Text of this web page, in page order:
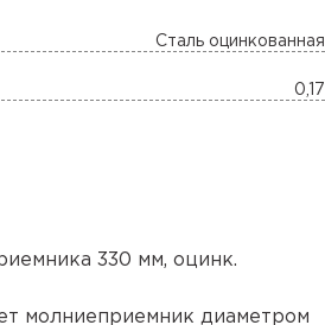
Сталь оцинкованная
0,17
330 мм, оцинк.
молниеприемник диаметром